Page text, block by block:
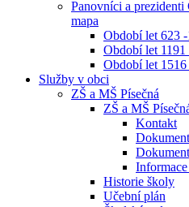
Panovníci a
mapa
Období let 623 -
Období let 1191
Období let 1516
Služby v obci
ZŠ a MŠ Písečná
ZŠ a MŠ
Kontakt
Historie školy
Učební plán